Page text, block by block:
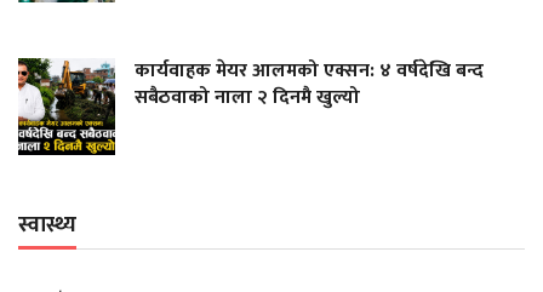
कार्यवाहक मेयर आलमको एक्सन: ४ वर्षदेखि बन्द
सबैठवाको नाला २ दिनमै खुल्यो
स्वास्थ्य